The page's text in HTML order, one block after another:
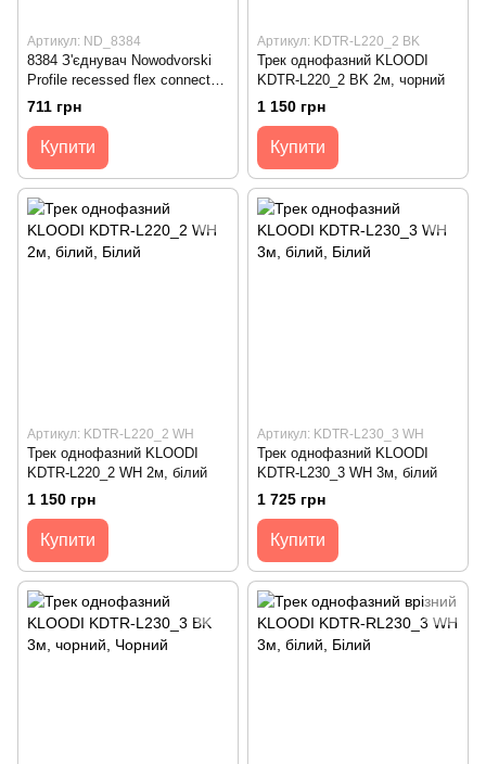
Артикул: ND_8384
8384 З'єднувач Nowodvorski
Profile recessed flex connector
white CN
711 грн
Купити
Артикул: KDTR-L220_2 BK
Трек однофазний KLOODI
KDTR-L220_2 BK 2м, чорний
1 150 грн
Купити
Артикул: KDTR-L220_2 WH
Трек однофазний KLOODI
KDTR-L220_2 WH 2м, білий
1 150 грн
Купити
Артикул: KDTR-L230_3 WH
Трек однофазний KLOODI
KDTR-L230_3 WH 3м, білий
1 725 грн
Купити